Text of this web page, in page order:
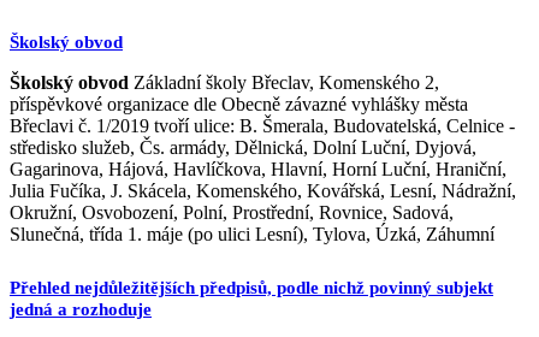
Školský obvod
Školský obvod Základní školy Břeclav, Komenského 2,
příspěvkové organizace dle Obecně závazné vyhlášky města
Břeclavi č. 1/2019 tvoří ulice: B. Šmerala, Budovatelská, Celnice -
středisko služeb, Čs. armády, Dělnická, Dolní Luční, Dyjová,
Gagarinova, Hájová, Havlíčkova, Hlavní, Horní Luční, Hraniční,
Julia Fučíka, J. Skácela, Komenského, Kovářská, Lesní, Nádražní,
Okružní, Osvobození, Polní, Prostřední, Rovnice, Sadová,
Slunečná, třída 1. máje (po ulici Lesní), Tylova, Úzká, Záhumní
Přehled nejdůležitějších předpisů, podle nichž povinný subjekt
jedná a rozhoduje